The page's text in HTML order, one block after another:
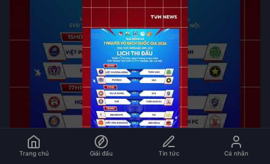
Trang chủ Giải đấu Tin tức Cá nhân